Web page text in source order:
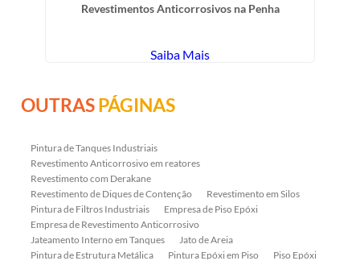
Revestimentos Anticorrosivos na Penha
Saiba Mais
OUTRASPÁGINAS
Pintura de Tanques Industriais
Revestimento Anticorrosivo em reatores
Revestimento com Derakane
Revestimento de Diques de Contenção
Revestimento em Silos
Pintura de Filtros Industriais
Empresa de Piso Epóxi
Empresa de Revestimento Anticorrosivo
Jateamento Interno em Tanques
Jato de Areia
Pintura de Estrutura Metálica
Pintura Epóxi em Piso
Piso Epóxi